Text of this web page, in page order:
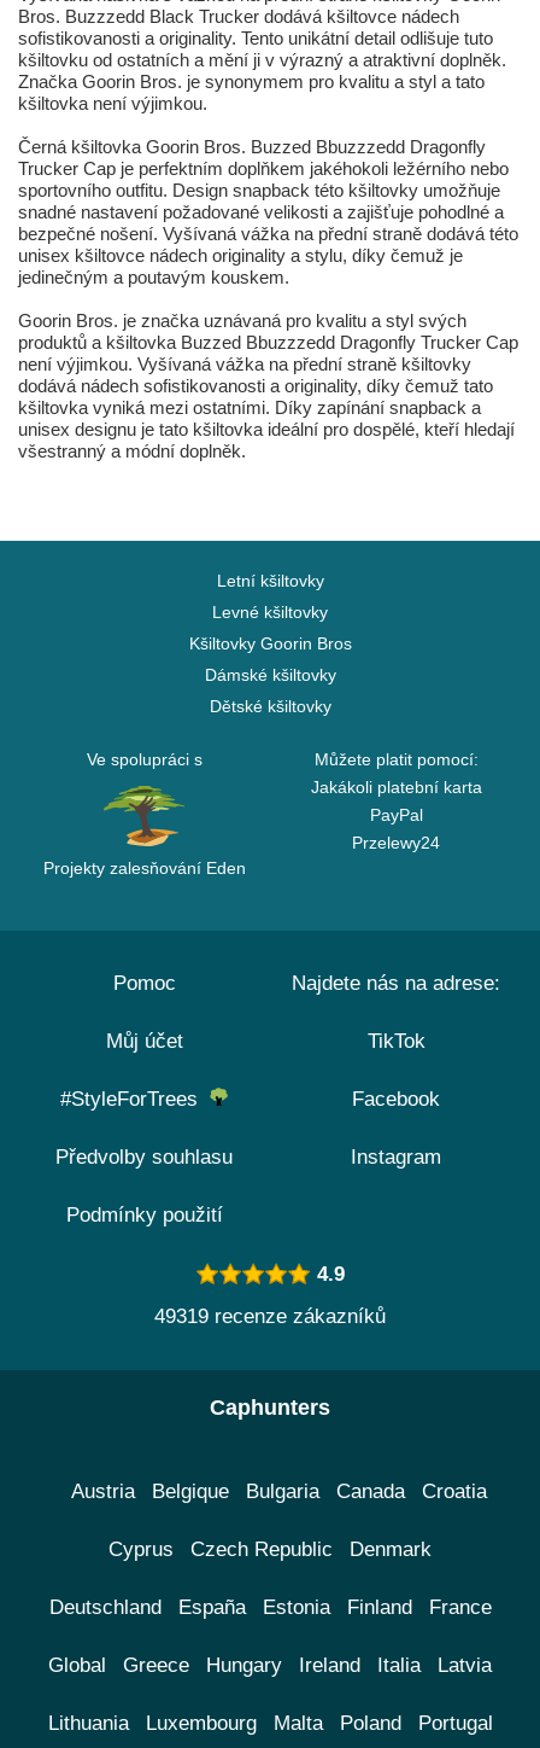
Bros. Buzzzedd Black Trucker dodává kšiltovce nádech
sofistikovanosti a originality. Tento unikátní detail odlišuje tuto
kšiltovku od ostatních a mění ji v výrazný a atraktivní doplněk.
Značka Goorin Bros. je synonymem pro kvalitu a styl a tato
kšiltovka není výjimkou.
Černá kšiltovka Goorin Bros. Buzzed Bbuzzzedd Dragonfly
Trucker Cap je perfektním doplňkem jakéhokoli ležérního nebo
sportovního outfitu. Design snapback této kšiltovky umožňuje
snadné nastavení požadované velikosti a zajišťuje pohodlné a
bezpečné nošení. Vyšívaná vážka na přední straně dodává této
unisex kšiltovce nádech originality a stylu, díky čemuž je
jedinečným a poutavým kouskem.
Goorin Bros. je značka uznávaná pro kvalitu a styl svých
produktů a kšiltovka Buzzed Bbuzzzedd Dragonfly Trucker Cap
není výjimkou. Vyšívaná vážka na přední straně kšiltovky
dodává nádech sofistikovanosti a originality, díky čemuž tato
kšiltovka vyniká mezi ostatními. Díky zapínání snapback a
unisex designu je tato kšiltovka ideální pro dospělé, kteří hledají
všestranný a módní doplněk.
Letní kšiltovky
Levné kšiltovky
Kšiltovky Goorin Bros
Dámské kšiltovky
Dětské kšiltovky
Ve spolupráci s
Projekty zalesňování Eden
Můžete platit pomocí:
Jakákoli platební karta
PayPal
Przelewy24
Pomoc
Můj účet
#StyleForTrees
Předvolby souhlasu
Podmínky použití
Najdete nás na adrese:
TikTok
Facebook
Instagram
4.9
49319 recenze zákazníků
Caphunters
Austria Belgique Bulgaria Canada Croatia
Cyprus Czech Republic Denmark
Deutschland España Estonia Finland France
Global Greece Hungary Ireland Italia Latvia
Lithuania Luxembourg Malta Poland Portugal